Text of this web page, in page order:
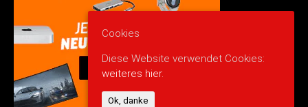
Cookies
Diese Website verwendet Cookies:
weiteres hier.
Ok, danke